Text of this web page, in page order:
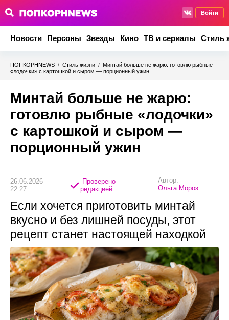
Войти
Новости Персоны Звезды Кино ТВ и сериалы Стиль
ПОПКОРНNEWS / Стиль жизни / Минтай больше не жарю: готовлю рыбные
«лодочки» с картошкой и сыром — порционный ужин
Минтай больше не жарю:
готовлю рыбные «лодочки»
с картошкой и сыром —
порционный ужин
26.06.2026
22:27
Проверено
редакцией
Автор:
Ольга Мороз
Если хочется приготовить минтай
вкусно и без лишней посуды, этот
рецепт станет настоящей находкой